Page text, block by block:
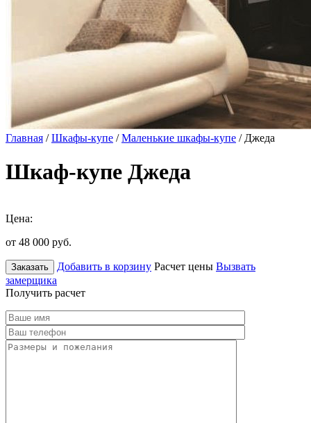
Главная /Шкафы-купе /Маленькие шкафы-купе / Джеда
Шкаф-купе Джеда
Цена:
от 48 000 руб.
Заказать Добавить в корзину Расчет цены Вызвать
замерщика
Получить расчет